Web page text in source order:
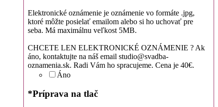
Elektronické oznámenie je oznámenie vo formáte .jpg,
ktoré môžte posielať emailom alebo si ho uchovať pre
seba. Má maximálnu veľkost 5MB.
CHCETE LEN ELEKTRONICKÉ OZNÁMENIE ? Ak
áno, kontaktujte na náš email studio@svadba-
oznamenia.sk. Radi Vám ho spracujeme. Cena je 40€.
Áno
*Príprava na tlač